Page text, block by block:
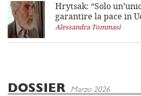
Hrytsak: “Solo
garantire la pace in
Alessandra Tommasi
DOSSIER Marzo 2026